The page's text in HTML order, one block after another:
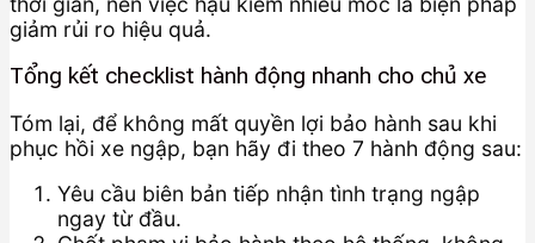
giảm rủi ro hiệu quả.
Tổng kết checklist hành động nhanh cho chủ xe
Tóm lại, để không mất quyền lợi bảo hành sau khi
phục hồi xe ngập, bạn hãy đi theo 7 hành động sau:
Yêu cầu biên bản tiếp nhận tình trạng ngập
ngay từ đầu.